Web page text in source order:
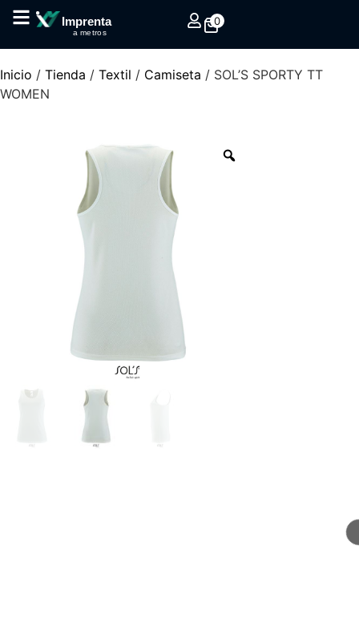
Imprenta
a metros
0
Inicio / Tienda / Textil / Camiseta / SOL’S SPORTY TT
WOMEN